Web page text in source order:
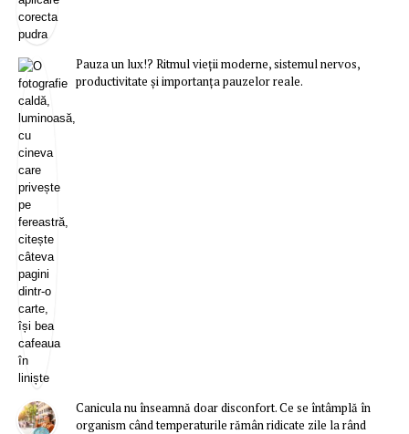
Pauza un lux!? Ritmul vieții moderne, sistemul nervos,
productivitate și importanța pauzelor reale.
Canicula nu înseamnă doar disconfort. Ce se întâmplă în
organism când temperaturile rămân ridicate zile la rând